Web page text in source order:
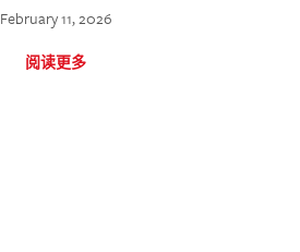
February 11, 2026
阅读更多